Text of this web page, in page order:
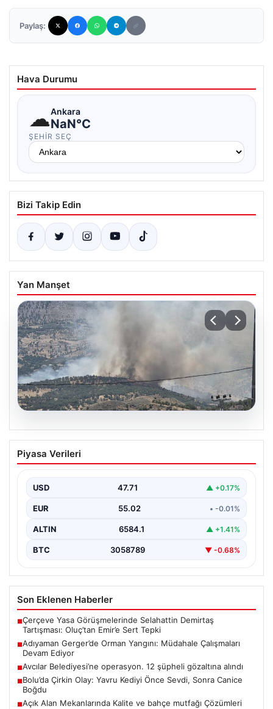
Paylaş:
Hava Durumu
☁Ankara
NaN°C
ŞEHIR SEÇ
Bizi Takip Edin
Yan Manşet
06.08.2026
Adıyaman Gerger’de Orman Yangını:
Müdahale Çalışmaları Devam Ediyor
ediyor. Çobanpınar ile Kütüklü köyleri arasında bulunan
geniş…
Piyasa Verileri
USD 47.71 ▲ +0.17%
EUR 55.02 • -0.01%
ALTIN 6584.1 ▲ +1.41%
BTC 3058789 ▼ -0.68%
Son Eklenen Haberler
■Çerçeve Yasa Görüşmelerinde Selahattin Demirtaş
Tartışması: Oluç’tan Emir’e Sert Tepki
■Adıyaman Gerger’de Orman Yangını: Müdahale Çalışmaları
Devam Ediyor
■Avcılar Belediyesi’ne operasyon. 12 şüpheli gözaltına alındı
■Bolu’da Çirkin Olay: Yavru Kediyi Önce Sevdi, Sonra Canice
Boğdu
■Açık Alan Mekanlarında Kalite ve bahçe mutfağı Çözümleri